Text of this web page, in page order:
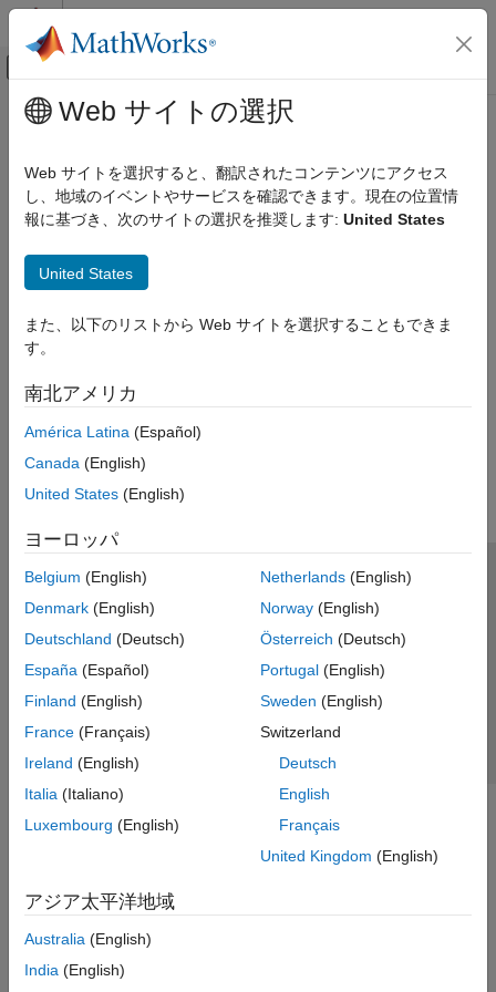
コンテンツへスキップ
オフキャンバス ナビゲーション メ
ドキュメンテーションのホーム
Control Systems
メインコンテンツ
How useful was this information?
Web サイトの選択
Web サイトを選択すると、翻訳されたコンテンツにアクセス
し、地域のイベントやサービスを確認できます。現在の位置情
報に基づき、次のサイトの選択を推奨します: United States
United States
また、以下のリストから Web サイトを選択することもできま
す。
南北アメリカ
América Latina (Español)
Canada (English)
United States (English)
ヨーロッパ
Belgium (English)
Denmark (English)
Deutschland (Deutsch)
España (Español)
Finland (English)
France (Français)
Ireland (English)
Italia (Italiano)
Luxembourg (English)
Netherlands(English)
Norway(English)
Österreich (Deutsch)
Portugal(English)
Sweden (English)
Switzerland
Deutsch
English
Français
United Kingdom (English)
アジア太平洋地域
Australia (English)
India (English)
トラストセンター
プライバシー ポリシー
違法コピー防止
アプリケーション ステータス
© 1994-2026 The MathWorks, Inc.